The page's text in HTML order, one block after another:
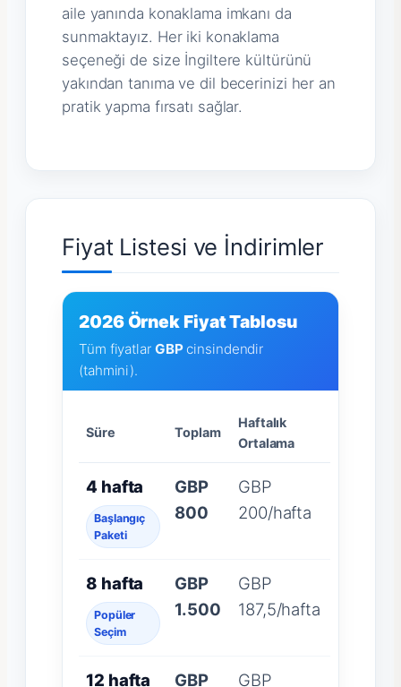
aile yanında konaklama imkanı da
sunmaktayız. Her iki konaklama
seçeneği de size İngiltere kültürünü
yakından tanıma ve dil becerinizi her an
pratik yapma fırsatı sağlar.
Fiyat Listesi ve İndirimler
2026 Örnek Fiyat Tablosu
Tüm fiyatlar GBPcinsindendir
(tahmini).
Süre Toplam
Haftalık
Ortalama
4 hafta
Başlangıç
Paketi
GBP
800
GBP
200/hafta
8 hafta
Popüler
Seçim
GBP
1.500
GBP
187,5/hafta
12 hafta GBP GBP